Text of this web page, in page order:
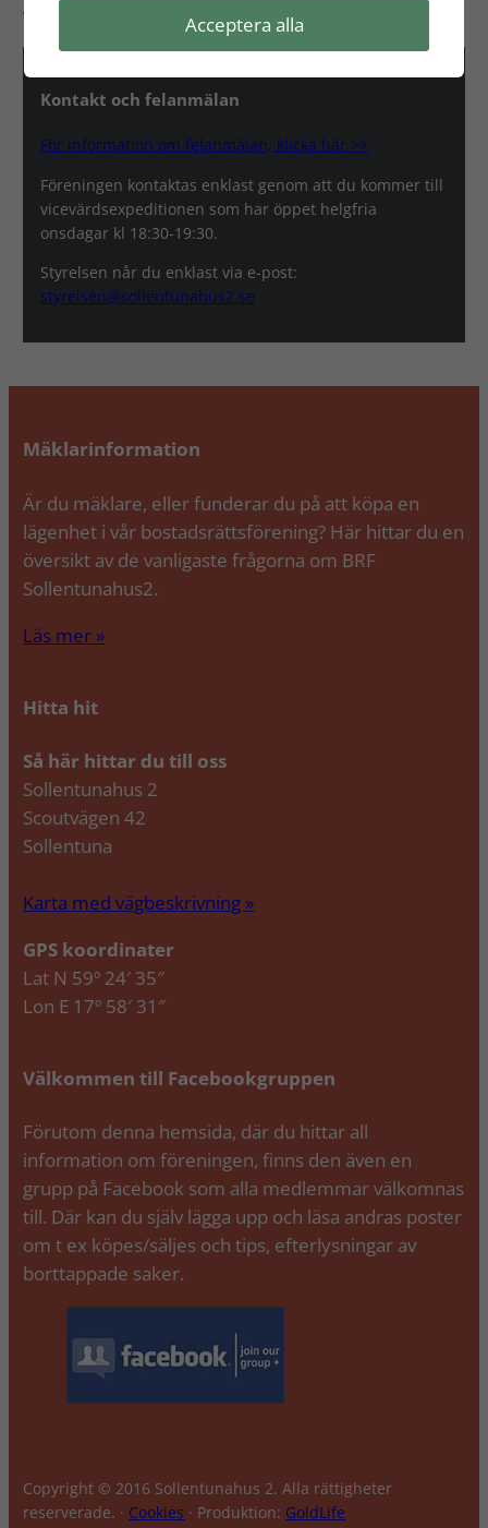
vara elburen. Vattenburen golvvärme är inte tillåten.
Kontakt och felanmälan
För information om felanmälan, klicka här >>
Föreningen kontaktas enklast genom att du kommer till
vicevärdsexpeditionen som har öppet helgfria
onsdagar kl 18:30-19:30.
Styrelsen når du enklast via e-post:
styrelsen@sollentunahus2.se
Mäklarinformation
Är du mäklare, eller funderar du på att köpa en
lägenhet i vår bostadsrättsförening? Här hittar du en
översikt av de vanligaste frågorna om BRF
Sollentunahus2.
Läs mer »
Hitta hit
Så här hittar du till oss
Sollentunahus 2
Scoutvägen 42
Sollentuna
Karta med vägbeskrivning »
GPS koordinater
Lat N 59º 24′ 35″
Lon E 17º 58′ 31″
Välkommen till Facebookgruppen
Förutom denna hemsida, där du hittar all
information om föreningen, finns den även en
grupp på Facebook som alla medlemmar välkomnas
till. Där kan du själv lägga upp och läsa andras poster
om t ex köpes/säljes och tips, efterlysningar av
borttappade saker.
Copyright © 2016 Sollentunahus 2. Alla rättigheter
reserverade. · Cookies · Produktion: GoldLife
Acceptera alla